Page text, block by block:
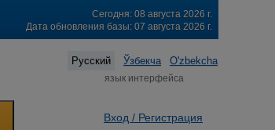
Сегодня: 08 августа 2026 г.
Дата обновления базы: 07 августа 2026 г.
Русский Ўзбекча O'zbekcha
язык интерфейса
Вход / Регистрация